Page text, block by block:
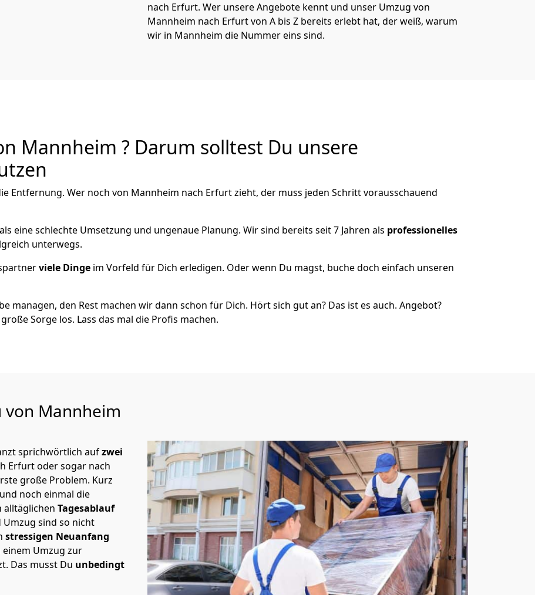
nach Erfurt. Wer unsere Angebote kennt und unser Umzug von
Mannheim nach Erfurt von A bis Z bereits erlebt hat, der weiß, warum
wir in Mannheim die Nummer eins sind.
Mannheim ? Darum solltest Du unsere
Entfernung. Wer noch von Mannheim nach Erfurt zieht, der muss jeden Schritt vorausschauend
eine schlechte Umsetzung und ungenaue Planung. Wir sind bereits seit 7 Jahren als professionelles
unterwegs.
viele Dinge im Vorfeld für Dich erledigen. Oder wenn Du magst, buche doch einfach unseren
managen, den Rest machen wir dann schon für Dich. Hört sich gut an? Das ist es auch. Angebot?
Sorge los. Lass das mal die Profis machen.
von Mannheim
sprichwörtlich aufzwei
Erfurt oder sogar nach
große Problem. Kurz
noch einmal die
alltäglichen Tagesablauf
Umzug sind so nicht
stressigen Neuanfang
Umzug zur
Das musst Du unbedingt